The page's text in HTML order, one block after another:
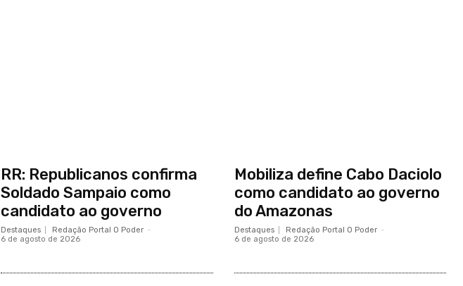
RR: Republicanos confirma
Soldado Sampaio como
candidato ao governo
Destaques Redação Portal O Poder -
6 de agosto de 2026
Mobiliza define Cabo Daciolo
como candidato ao governo
do Amazonas
Destaques Redação Portal O Poder -
6 de agosto de 2026